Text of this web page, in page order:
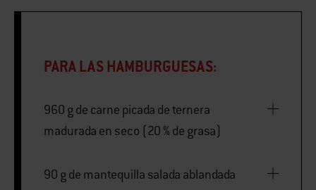
PARA LAS HAMBURGUESAS:
960 g de carne picada de ternera
madurada en seco (20 % de grasa)
90 g de mantequilla salada ablandada